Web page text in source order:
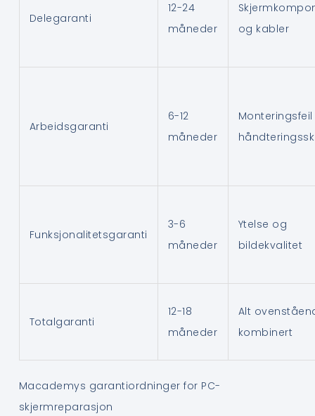
Delegaranti
12-24
måneder
og kabler
Arbeidsgaranti
6-12
måneder
Funksjonalitetsgaranti
3-6
måneder
Ytelse og
bildekvalitet
Totalgaranti
12-18
måneder
Alt
kombinert
Macademys garantiordninger for PC-
skjermreparasjon